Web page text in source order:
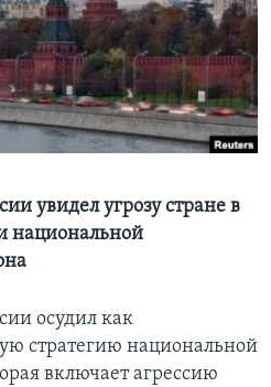
увидел угрозу стране в
национальной
осудил как
стратегию национальной
включает агрессию